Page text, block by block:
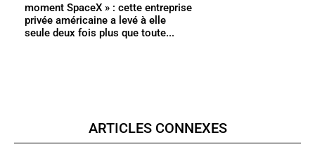
moment SpaceX » : cette entreprise
privée américaine a levé à elle
seule deux fois plus que toute...
ARTICLES CONNEXES